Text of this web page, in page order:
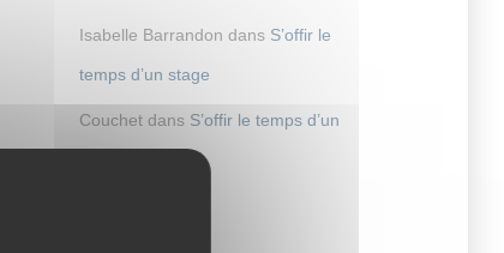
Isabelle Barrandon dans S’offir le
temps d’un stage
Couchetdans S’offir le temps d’un